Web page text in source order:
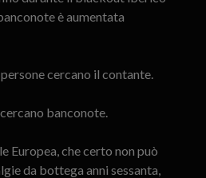
è aumentata
cercano il contante.
banconote.
Europea, che certo non può
da bottega anni sessanta,